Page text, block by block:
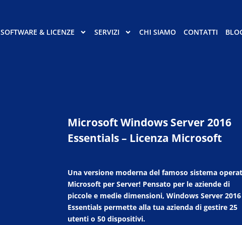
SOFTWARE & LICENZE SERVIZI CHI SIAMO CONTATTI
Microsoft Windows Server 2016
Essentials – Licenza Microsoft
Una versione moderna del famoso sistema
Microsoft per Server! Pensato per le aziende di
piccole e medie dimensioni, Windows Server 2016
Essentials permette alla tua azienda di gestire 25
utenti o 50 dispositivi.